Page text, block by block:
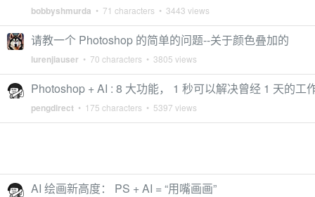
bobbyshmurda • 71 characters • 3443 views
请教一个 Photoshop 的简单的问题--关于颜色叠加的
lurenjiauser • 70 characters • 3805 views
Photoshop + AI : 8 大功能， 1 秒可以解决曾经 1 天的工
pengdirect • 175 characters • 5397 views
AI 绘画新高度： PS + AI = “用嘴画画”